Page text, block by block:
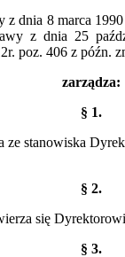
z dnia 8 marca
z dnia 25
poz. 406 z późn.
zarządza:
§ 1.
ze stanowiska
§ 2.
się
§ 3.